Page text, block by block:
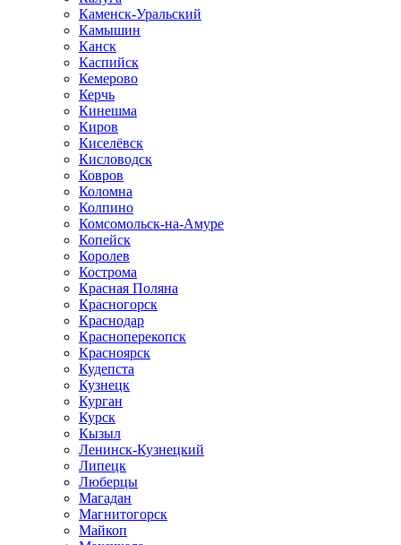
Каменск-Уральский
Камышин
Канск
Каспийск
Кемерово
Керчь
Кинешма
Киров
Киселёвск
Кисловодск
Ковров
Коломна
Колпино
Комсомольск-на-Амуре
Копейск
Королев
Кострома
Красная Поляна
Красногорск
Краснодар
Красноперекопск
Красноярск
Кудепста
Кузнецк
Курган
Курск
Кызыл
Ленинск-Кузнецкий
Липецк
Люберцы
Магадан
Магнитогорск
Майкоп